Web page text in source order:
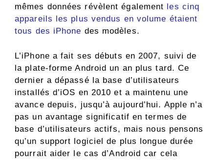
mêmes données révèlent également
les cinq
appareils les plus vendus en volume étaient
tous des iPhone des modèles.
L’iPhone a fait ses débuts en 2007, suivi de
la plate-forme Android un an plus tard. Ce
dernier a dépassé la base d’utilisateurs
installés d’iOS en 2010 et a maintenu une
avance depuis, jusqu’à aujourd’hui. Apple n’a
pas un avantage significatif en termes de
base d’utilisateurs actifs, mais nous pensons
qu’un support logiciel de plus longue durée
pourrait aider le cas d’Android car cela